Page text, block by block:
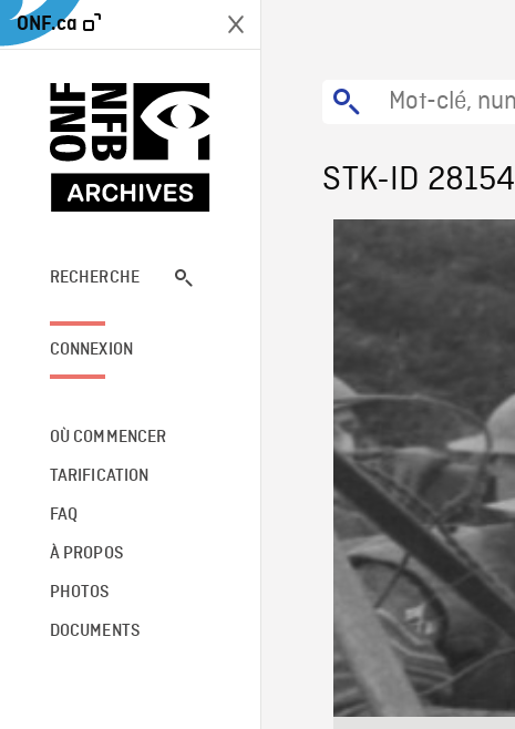
ONF.ca
RECHERCHE
CONNEXION
OÙ COMMENCER
TARIFICATION
FAQ
À PROPOS
PHOTOS
DOCUMENTS
STK-ID 28154